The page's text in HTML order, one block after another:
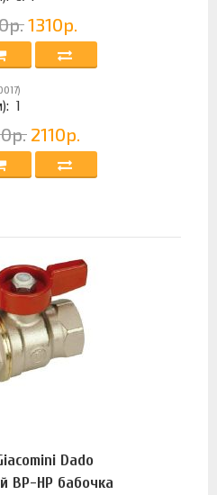
1310р.
1
2110р.
Dado
ВР-НР бабочка